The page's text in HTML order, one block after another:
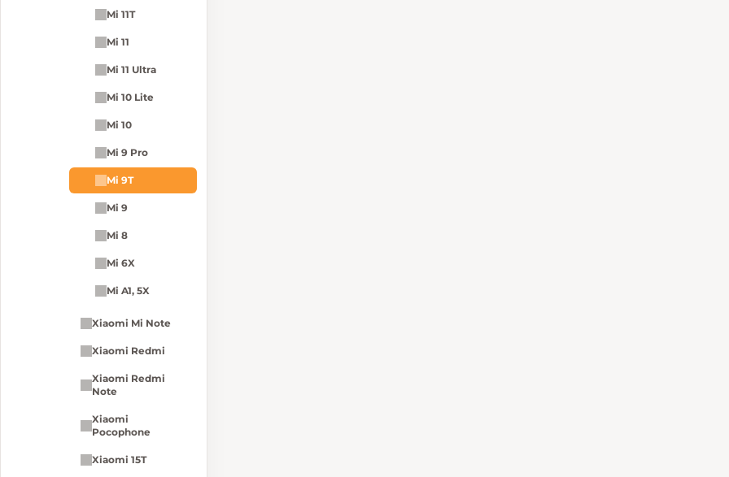
Mi 11T
Mi 11
Mi 11 Ultra
Mi 10 Lite
Mi 10
Mi 9 Pro
Mi 9T
Mi 9
Mi 8
Mi 6X
Mi A1, 5X
Xiaomi Mi Note
Xiaomi Redmi
Xiaomi Redmi
Note
Xiaomi
Pocophone
Xiaomi 15T